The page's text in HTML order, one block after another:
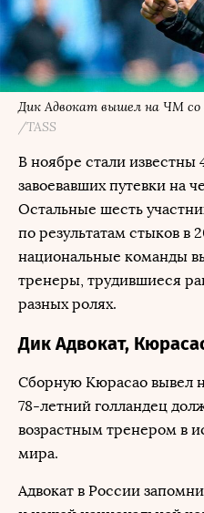
Дик Адвокат вышел на ЧМ со
/TASS
В ноябре стали известны
завоевавших путевки на
Остальные шесть
по результатам стыков в
национальные команды
тренеры, трудившиеся
разных ролях.
Дик Адвокат,
Сборную Кюрасао вывел
78-летний голландец
возрастным тренером в
мира.
Адвокат в России